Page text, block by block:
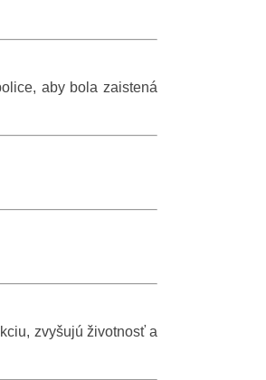
aby bola zaistená
zvyšujú životnosť a